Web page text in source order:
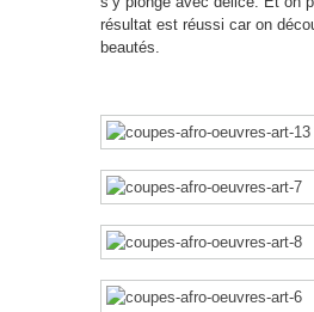
résultat est réussi car on
beautés.